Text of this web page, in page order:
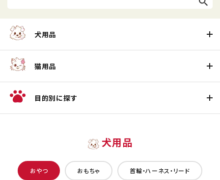
犬用品
猫用品
目的別に探す
犬用品
おやつ おもちゃ 首輪・ハーネス・リード